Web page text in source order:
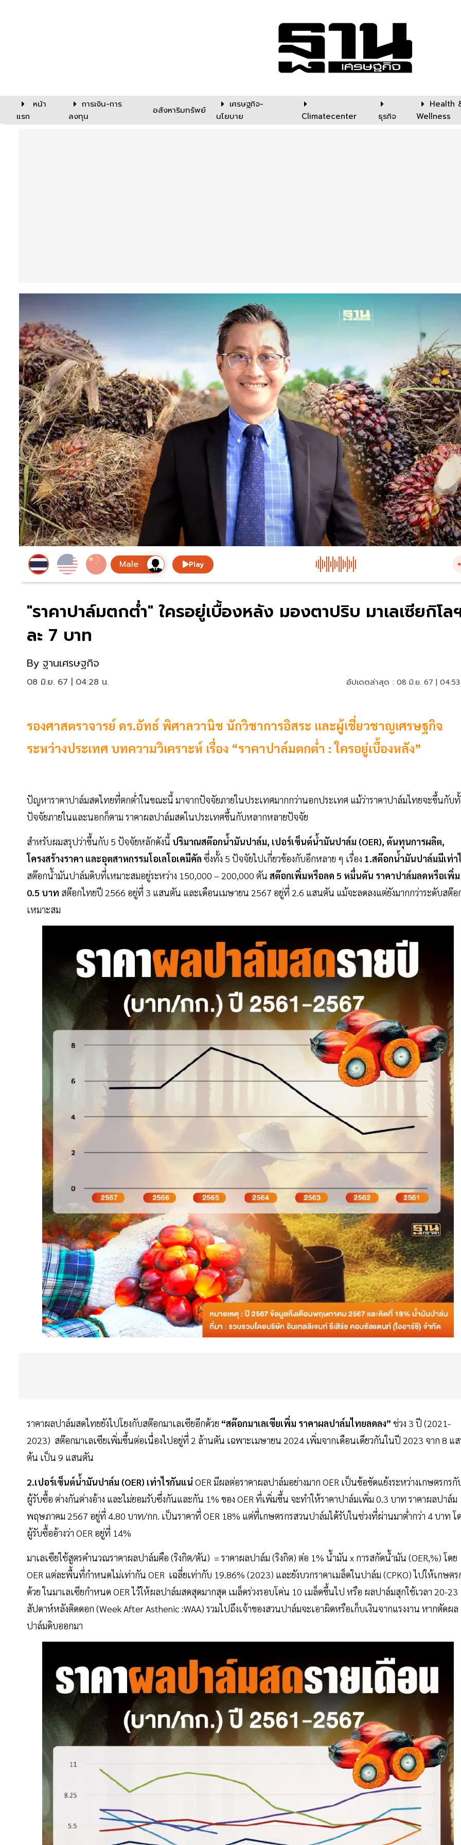
หน้า
แรก
การเงิน-การ
ลงทุน
อสังหาริมทรัพย์
เศรษฐกิจ-
นโยบาย
Climatecenter ธุรกิจ
Health
Wellness
Play
"ราคาปาล์มตกต่ำ" ใครอยู่เบื้องหลัง มองตาปริบ มาเลเซียกิโล
ละ 7 บาท
By ฐานเศรษฐกิจ
08 มิ.ย. 67 | 04:28 น. อัปเดตล่าสุด : 08 มิ.ย. 67 |
รองศาสตราจารย์ ดร.อัทธ์ พิศาลวานิช นักวิชาการอิสระ และผู้เชี่ยวชาญเศรษฐกิจ
ระหว่างประเทศ บทความวิเคราะห์ เรื่อง “ราคาปาล์มตกต่ำ : ใครอยู่เบื้องหลัง”
ปัญหาราคาปาล์มสดไทยที่ตกต่ำในขณะนี้ มาจากปัจจัยภายในประเทศมากกว่านอกประเทศ แม้ว่าราคาปาล์มไทยจะขึ้นกับทั้
ปัจจัยภายในและนอกก็ตาม ราคาผลปาล์มสดในประเทศขึ้นกับหลากหลายปัจจัย
สำหรับผมสรุปว่าขึ้นกับ 5 ปัจจัยหลักดังนี้ ปริมาณสต๊อกน้ำมันปาล์ม, เปอร์เซ็นต์น้ำมันปาล์ม (OER), ต้นทุนการผลิต,
โครงสร้างราคา และอุตสาหกรรมโอเลโอเคมีคัล ซึ่งทั้ง 5 ปัจจัยไปเกี่ยวข้องกับอีกหลาย ๆ เรื่อง 1.สต๊อกน้ำมันปาล์มมีเท่า
สต๊อกน้ำมันปาล์มดิบที่เหมาะสมอยู่ระหว่าง 150,000 – 200,000 ตัน สต๊อกเพิ่มหรือลด 5 หมื่นตัน ราคาปาล์มลดหรือเพิ่ม
0.5 บาท สต๊อกไทยปี 2566 อยู่ที่ 3 แสนตัน และเดือนเมษายน 2567 อยู่ที่ 2.6 แสนตัน แม้จะลดลงแต่ยังมากกว่าระดับสต๊อ
เหมาะสม
ราคาผลปาล์มสดไทยยังไปโยงกับสต๊อกมาเลเซียอีกด้วย “สต๊อกมาเลเซียเพิ่ม ราคาผลปาล์มไทยลดลง” ช่วง 3 ปี (2021-
2023) สต๊อกมาเลเซียเพิ่มขึ้นต่อเนื่องไปอยู่ที่ 2 ล้านตัน เฉพาะเมษายน 2024 เพิ่มจากเดือนเดียวกันในปี 2023 จาก 8 แ
ต้น เป็น 9 แสนตัน
2.เปอร์เซ็นต์น้ำมันปาล์ม (OER) เท่าไรกันแน่ OER มีผลต่อราคาผลปาล์มอย่างมาก OER เป็นข้อขัดแย้งระหว่างเกษตรกรกั
ผู้รับซื้อ ต่างกันต่างอ้าง และไม่ยอมรับซึ่งกันและกัน 1% ของ OER ที่เพิ่มขึ้น จะทำให้ราคาปาล์มเพิ่ม 0.3 บาท ราคาผลปาล์ม
พฤษภาคม 2567 อยู่ที่ 4.80 บาท/กก. เป็นราคาที่ OER 18% แต่ที่เกษตรกรสวนปาล์มได้รับในช่วงที่ผ่านมาต่ำกว่า 4 บาท โ
ผู้รับซื้ออ้างว่า OER อยู่ที่ 14%
มาเลเซียใช้สูตรคำนวณราคาผลปาล์มคือ (ริงกิต/ตัน) = ราคาผลปาล์ม (ริงกิต) ต่อ 1% น้ำมัน x การสกัดน้ำมัน (OER,%) โดย
OER แต่ละพื้นที่กำหนดไม่เท่ากัน OER เฉลี่ยเท่ากับ 19.86% (2023) และยังบวกราคาเมล็ดในปาล์ม (CPKO) ไปให้เกษตร
ด้วย ในมาเลเซียกำหนด OER ไว้ให้ผลปาล์มสดสุดมากสุด เมล็ดร่วงรอบโค่น 10 เมล็ดขึ้นไป หรือ ผลปาล์มสุกใช้เวลา 20-23
สัปดาห์หลังติดดอก (Week After Asthenic :WAA) รวมไปถึงเจ้าของสวนปาล์มจะเอาผิดหรือเก็บเงินจากแรงงาน หากตัดผล
ปาล์มดิบออกมา